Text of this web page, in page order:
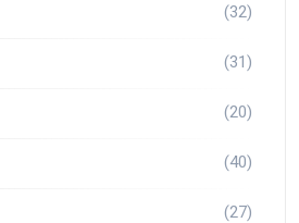
(32)
(31)
(20)
(40)
(27)